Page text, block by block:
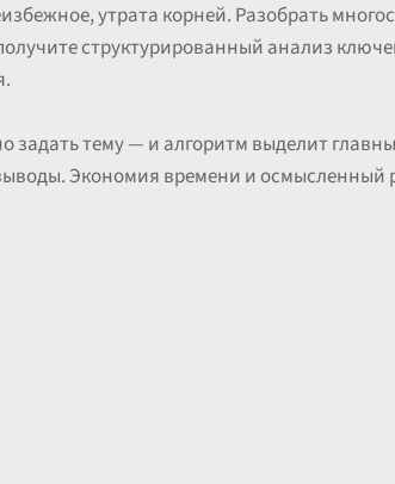
утрата корней. Разобрать
структурированный анализ
задать тему — и алгоритм выделит
Экономия времени и осмысленный